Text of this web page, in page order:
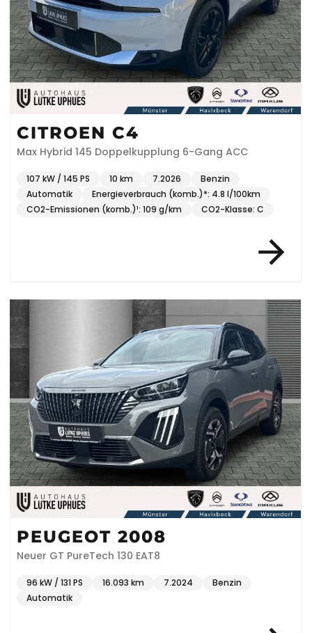
CITROEN C4
Max Hybrid 145 Doppelkupplung 6-Gang ACC
107 kW / 145 PS 10 km 7.2026
Benzin
Automatik
Energieverbrauch (komb.)*: 4.8 l/100km
CO2-Emissionen (komb.)¹: 109 g/km
CO2-Klasse: C
PEUGEOT 2008
Neuer GT PureTech 130 EAT8
96 kW / 131 PS 16.093 km 7.2024
Benzin
Automatik